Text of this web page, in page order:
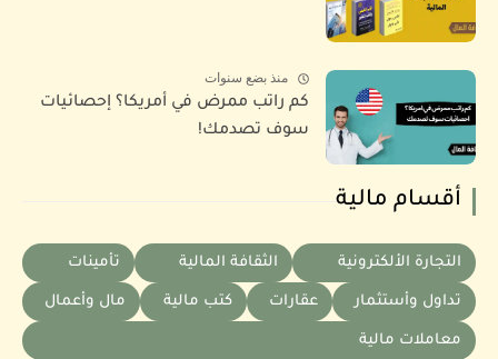
منذ بضع سنوات
كم راتب ممرض في أمريكا؟ إحصائيات
سوف تصدمك!
أقسام مالية
التجارة الألكترونية الثقافة المالية تأمينات
تداول وأستثمار عقارات كتب مالية مال وأعمال
معاملات مالية